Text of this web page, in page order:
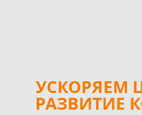
УСКОРЯЕМ
РАЗВИТИЕ